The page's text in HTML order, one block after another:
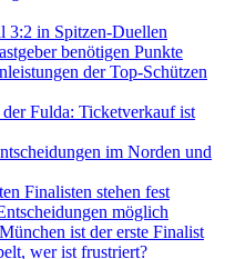
3:2 in Spitzen-Duellen
benötigen Punkte
der Top-Schützen
Fulda: Ticketverkauf ist
im Norden und
Finalisten stehen fest
möglich
ist der erste Finalist
wer ist frustriert?